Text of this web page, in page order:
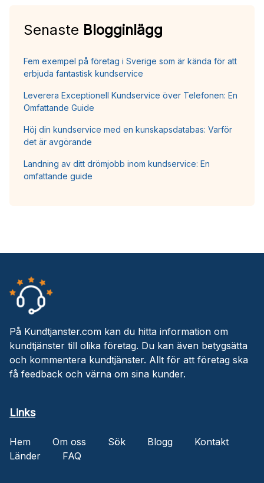
Senaste Blogginlägg
Fem exempel på företag i Sverige som är kända för att
erbjuda fantastisk kundservice
Leverera Exceptionell Kundservice över Telefonen: En
Omfattande Guide
Höj din kundservice med en kunskapsdatabas: Varför
det är avgörande
Landning av ditt drömjobb inom kundservice: En
omfattande guide
På Kundtjanster.com kan du hitta information om
kundtjänster till olika företag. Du kan även betygsätta
och kommentera kundtjänster. Allt för att företag ska
få feedback och värna om sina kunder.
Links
Hem Om oss Sök Blogg
Kontakt
Länder
FAQ